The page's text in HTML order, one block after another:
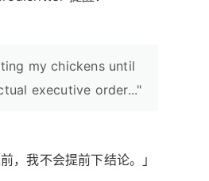
my chickens until
executive order..."
，我不会提前下结论。」